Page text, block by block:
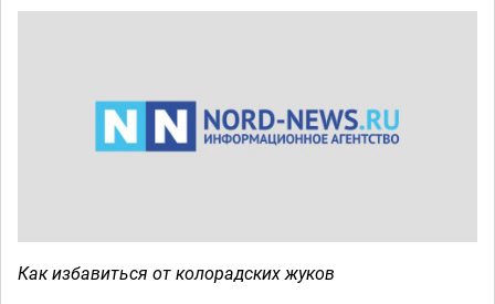
Как избавиться от колорадских жуков